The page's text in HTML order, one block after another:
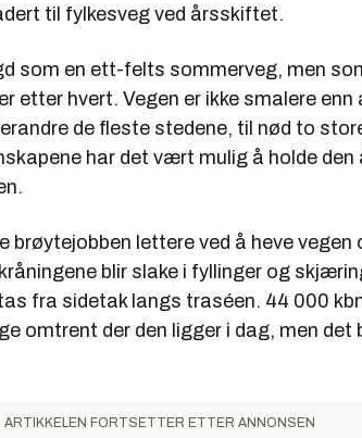
til fylkesveg ved årsskiftet.
som en ett-felts sommerveg, men
etter hvert. Vegen er ikke smalere enn
de fleste stedene, til nød to
har det vært mulig å holde den
brøytejobben lettere ved å heve vegen
blir slake i fyllinger og
fra sidetak langs traséen. 44 000
omtrent der den ligger i dag, men det
ARTIKKELEN FORTSETTER ETTER ANNONSEN